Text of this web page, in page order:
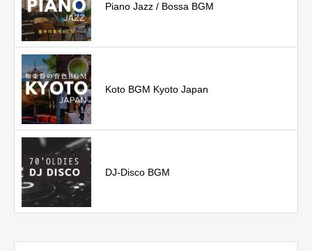
Piano Jazz / Bossa BGM
Koto BGM Kyoto Japan
DJ-Disco BGM